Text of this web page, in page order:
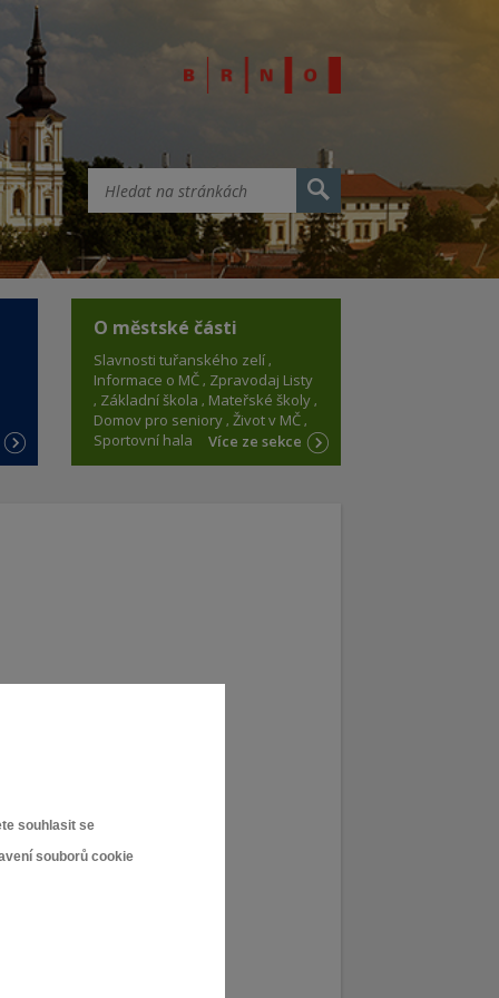
souhlasit se
souborů cookie
O městské části
Slavnosti tuřanského zelí
Informace o MČ Zpravodaj Listy
Základní škola
Mateřské školy
Domov pro seniory Život v MČ
Sportovní hala
Více ze sekce